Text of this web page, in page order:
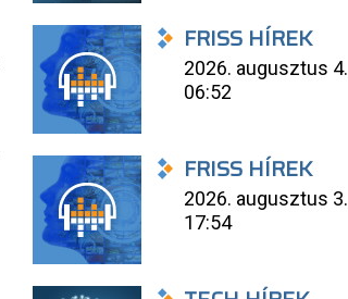
FRISS HÍREK
2026. augusztus 4.
06:52
FRISS HÍREK
2026. augusztus 3.
17:54